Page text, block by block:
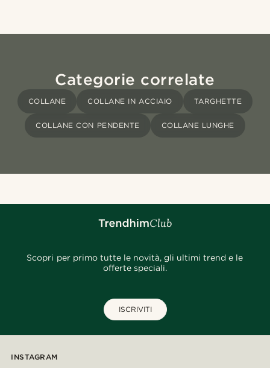
Categorie correlate
COLLANE COLLANE IN ACCIAIO TARGHETTE
COLLANE CON PENDENTE COLLANE LUNGHE
Scopri per primo tutte le novità, gli ultimi trend e le
offerte speciali.
ISCRIVITI
INSTAGRAM